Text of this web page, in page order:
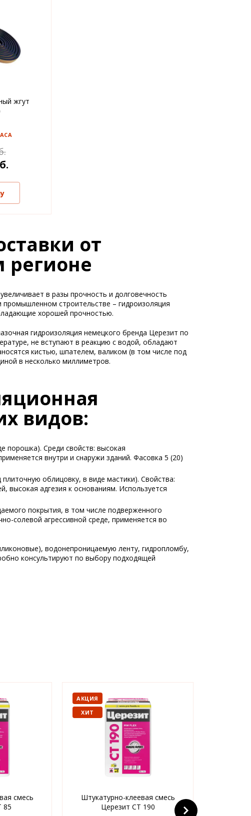
жгут
от
регионе
в разы прочность и долговечность
промышленном строительстве – гидроизоляция
хорошей прочностью.
гидроизоляция немецкого бренда Церезит по
не вступают в реакцию с водой, обладают
кистью, шпателем, валиком (в том числе под
в несколько миллиметров.
видов:
порошка). Среди свойств: высокая
внутри и снаружи зданий. Фасовка 5 (20)
облицовку, в виде мастики). Свойства:
высокая адгезия к основаниям. Используется
покрытия, в том числе подверженного
солевой агрессивной среде, применяется во
водонепроницаемую ленту, гидропломбу,
консультируют по выбору подходящей
смесь
85
АКЦИЯ
ХИТ
Штукатурно-клеевая смесь
Церезит CT 190